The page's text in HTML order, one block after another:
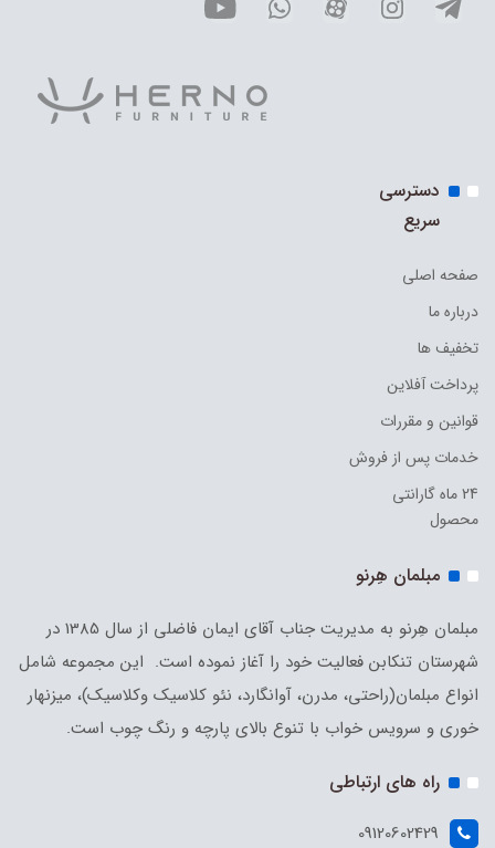
دسترسی
سریع
صفحه اصلی
درباره ما
تخفیف ها
پرداخت آفلاین
قوانین و مقررات
خدمات پس از فروش
24 ماه گارانتی
محصول
مبلمان هِرنو
مبلمان هِرنو به مدیریت جناب آقای ایمان فاضلی از سال 1385 در
شهرستان تنکابن فعالیت خود را آغاز نموده است. این مجموعه شامل
انواع مبلمان(راحتی، مدرن، آوانگارد، نئو کلاسیک وکلاسیک)، میزنهار
خوری و سرویس خواب با تنوع بالای پارچه و رنگ چوب است.
راه های ارتباطی
09120602429